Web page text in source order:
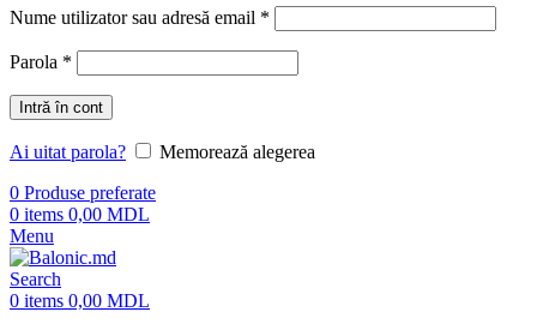
Nume utilizator sau adresă email *
Parola *
Intră în cont
Ai uitat parola?
Memorează alegerea
0 Produse preferate
0 items 0,00 MDL
Menu
Search
0 items 0,00 MDL